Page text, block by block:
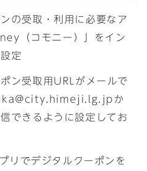
の受取・利用に必要なア
（コモニー）」をイン
定
ン受取用URLがメールで
か
できるように設定してお
でデジタルクーポンを